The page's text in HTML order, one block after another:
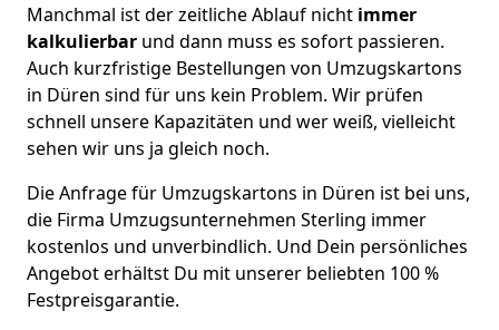
Manchmal ist der zeitliche Ablauf nicht immer
kalkulierbar und dann muss es sofort passieren.
Auch kurzfristige Bestellungen von Umzugskartons
in Düren sind für uns kein Problem. Wir prüfen
schnell unsere Kapazitäten und wer weiß, vielleicht
sehen wir uns ja gleich noch.
Die Anfrage für Umzugskartons in Düren ist bei uns,
die Firma Umzugsunternehmen Sterling immer
kostenlos und unverbindlich. Und Dein persönliches
Angebot erhältst Du mit unserer beliebten 100 %
Festpreisgarantie.